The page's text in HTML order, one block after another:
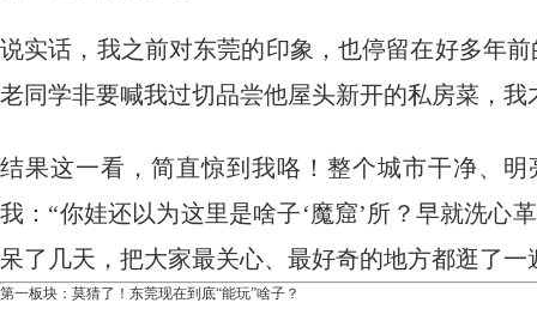
说实话，我之前对东莞的印象，也停留在好多年
老同学非要喊我过切品尝他屋头新开的私房菜，我
结果这一看，简直惊到我咯！整个城市干净、
我：“你娃还以为这里是啥子‘魔窟’所？早就洗心
呆了几天，把大家最关心、最好奇的地方都逛了
第一板块：莫猜了！东莞现在到底“能玩”啥子？